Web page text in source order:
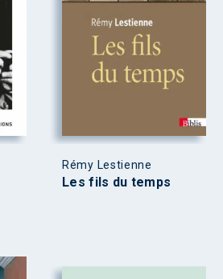
Rémy Lestienne
Les fils du temps